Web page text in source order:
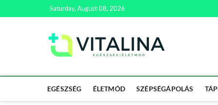
to
Saturday, August 08, 2026
EGÉSZSÉG ÉLETMÓD SZÉPSÉGÁPOLÁS